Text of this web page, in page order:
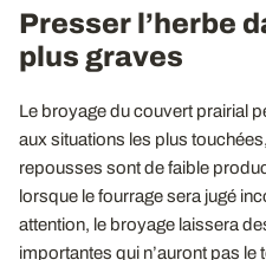
Presser l’herbe
plus graves
Le broyage du couvert prairial
aux situations les plus
repousses sont de faible
lorsque le fourrage sera jugé
attention, le broyage laissera
importantes qui n’auront pas